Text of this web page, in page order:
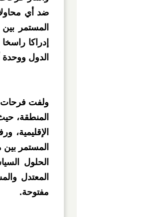
ضد أي
المستمر
إدراكا
الدول
ولفت فرحات
المنطقة،
المستمر
الحلول
المعتدل
مفتوحة.